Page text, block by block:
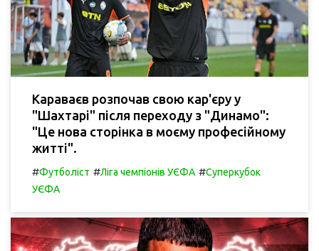
Караваєв розпочав свою кар'єру у
"Шахтарі" після переходу з "Динамо":
"Це нова сторінка в моєму професійному
житті".
#Футболіст #Ліга чемпіонів УЄФА #Суперкубок
УЄФА